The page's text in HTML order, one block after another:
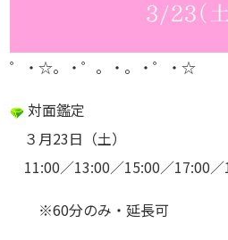
゜・☆。・゜。・。・゜・☆
対面鑑定
３月23日（土）
11:00／13:00／15:00／17:00／
※60分のみ・延長可